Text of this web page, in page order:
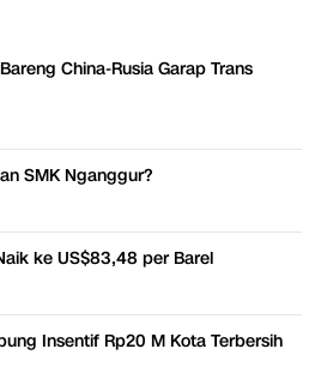
China-Rusia Garap Trans
SMK Nganggur?
ke US$83,48 per Barel
Insentif Rp20 M Kota Terbersih